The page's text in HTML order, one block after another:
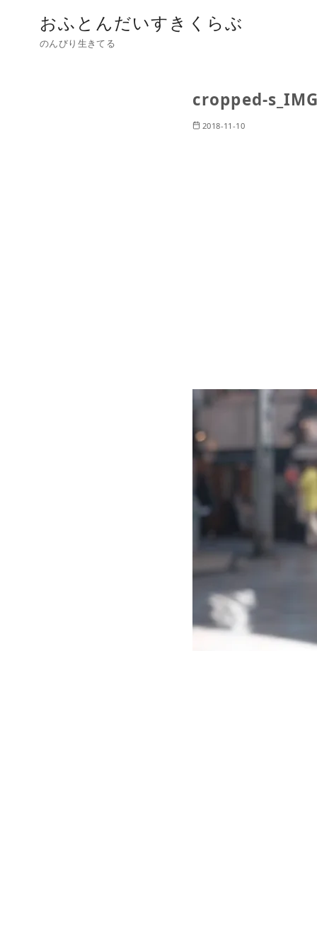
おふとんだいすきくらぶ
のんびり生きてる
cropped-
2018-11-10